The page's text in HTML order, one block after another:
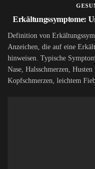
Erkältungssymptome:
Definition von
Anzeichen, die auf eine
hinweisen. Typische
Nase, Halsschmerzen,
Kopfschmerzen, leichtem